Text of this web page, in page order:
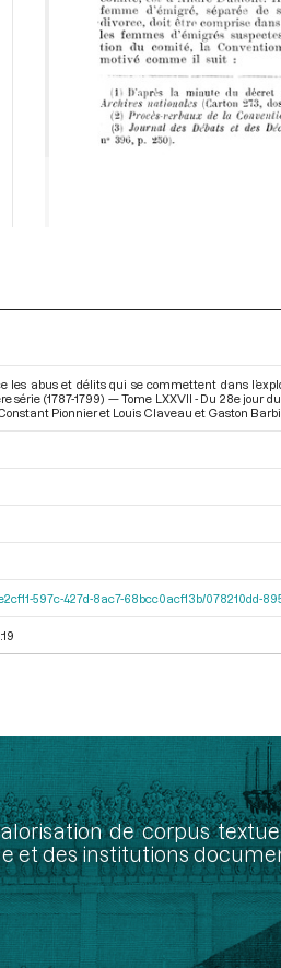
les abus et délits qui se commettent dans
série (1787-1799) — Tome LXXVII - Du 28e jour
Pionnier et Louis Claveau et Gaston
597c-427d-8ac7-68bcc0acf13b/078210dd-
de corpus
et des institutions